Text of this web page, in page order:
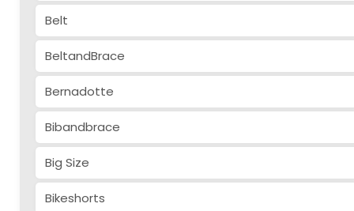
Belt
BeltandBrace
Bernadotte
Bibandbrace
Big Size
Bikeshorts